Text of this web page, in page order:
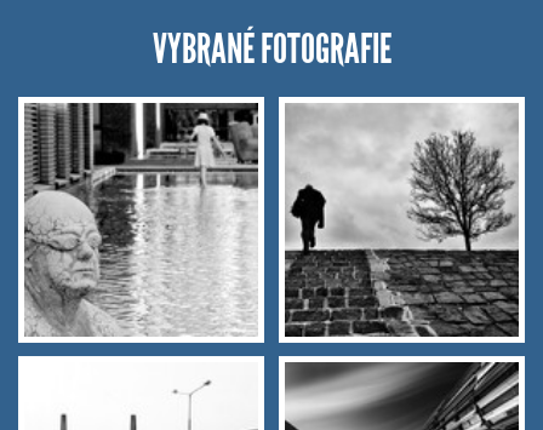
VYBRANÉ FOTOGRAFIE